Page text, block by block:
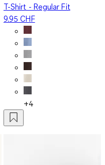
T-Shirt - Regular Fit
9.95 CHF
+4